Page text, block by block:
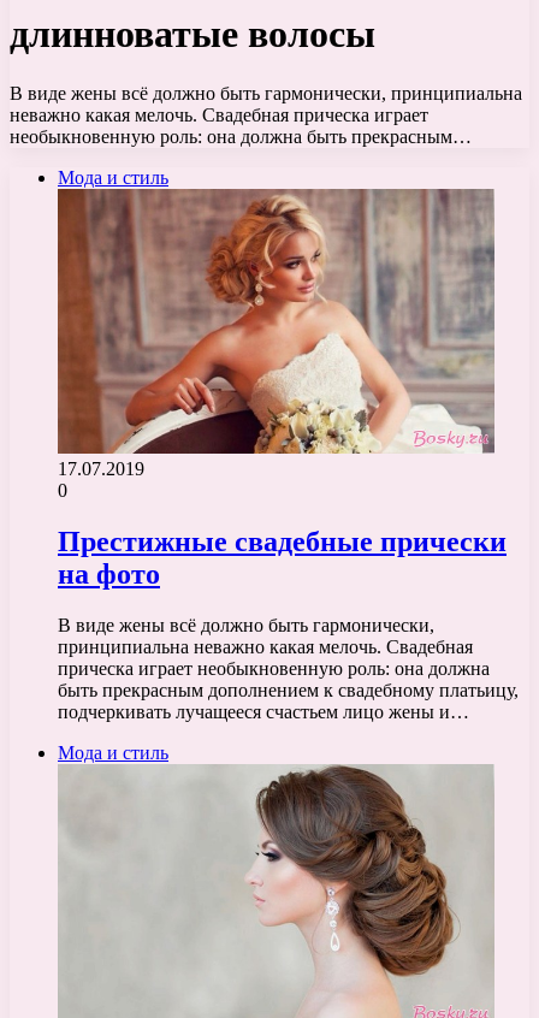
длинноватые волосы
В виде жены всё должно быть гармонически, принципиальна
неважно какая мелочь. Свадебная прическа играет
необыкновенную роль: она должна быть прекрасным…
Мода и стиль
17.07.2019
0
Престижные свадебные прически
на фото
В виде жены всё должно быть гармонически,
принципиальна неважно какая мелочь. Свадебная
прическа играет необыкновенную роль: она должна
быть прекрасным дополнением к свадебному платьицу,
подчеркивать лучащееся счастьем лицо жены и…
Мода и стиль